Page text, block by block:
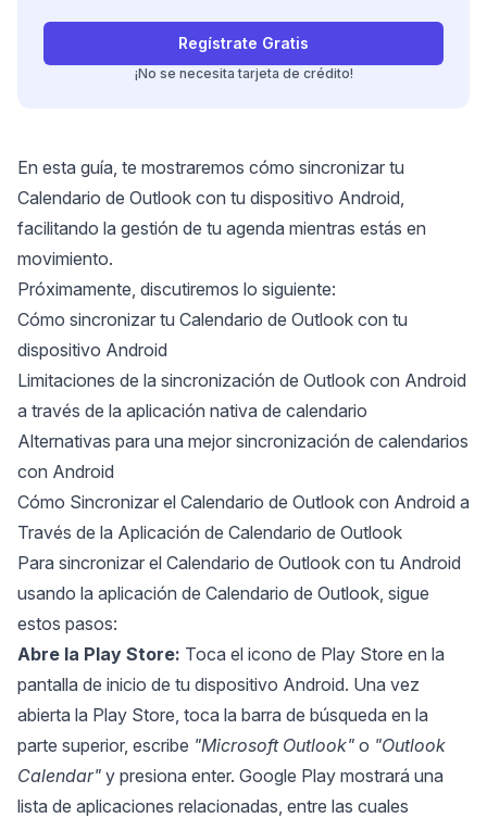
Regístrate Gratis
¡No se necesita tarjeta de crédito!
En esta guía, te mostraremos cómo sincronizar tu
Calendario de Outlook con tu dispositivo Android,
facilitando la gestión de tu agenda mientras estás en
movimiento.
Próximamente, discutiremos lo siguiente:
Cómo sincronizar tu Calendario de Outlook con tu
dispositivo Android
Limitaciones de la sincronización de Outlook con Android
a través de la aplicación nativa de calendario
Alternativas para una mejor sincronización de calendarios
con Android
Cómo Sincronizar el Calendario de Outlook con Android a
Través de la Aplicación de Calendario de Outlook
Para sincronizar el Calendario de Outlook con tu Android
usando la aplicación de Calendario de Outlook, sigue
estos pasos:
Abre la Play Store: Toca el icono de Play Store en la
pantalla de inicio de tu dispositivo Android. Una vez
abierta la Play Store, toca la barra de búsqueda en la
parte superior, escribe "Microsoft Outlook" o "Outlook
Calendar" y presiona enter. Google Play mostrará una
lista de aplicaciones relacionadas, entre las cuales